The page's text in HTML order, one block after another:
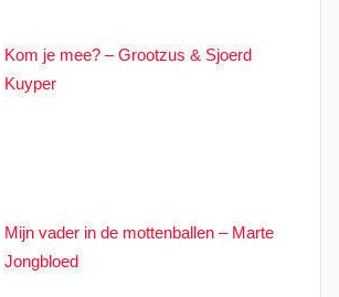
Kom je mee? – Grootzus & Sjoerd
Kuyper
Mijn vader in de mottenballen – Marte
Jongbloed